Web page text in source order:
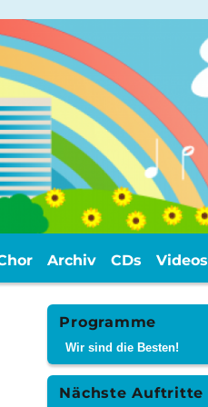
Archiv CDs Videos
Programme
Wir sind die Besten!
Nächste Auftritte